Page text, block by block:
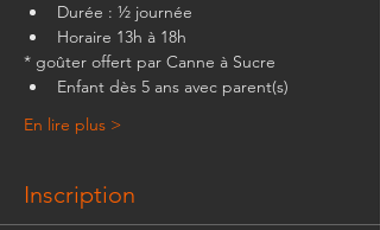
Durée : ½ journée
Horaire 13h à 18h
* goûter offert par Canne à Sucre
Enfant dès 5 ans avec parent(s)
En lire plus >
Inscription